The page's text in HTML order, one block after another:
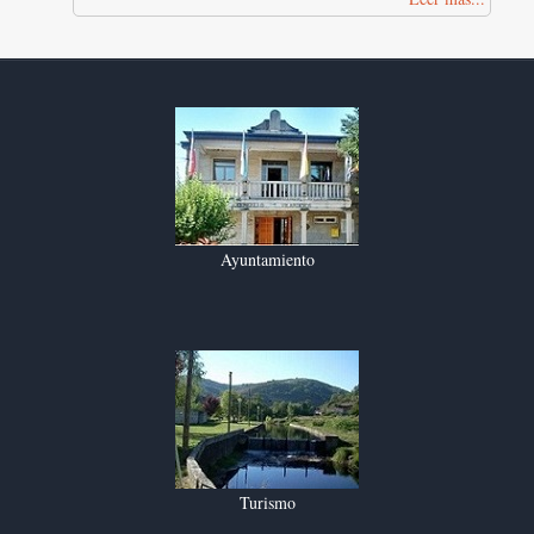
Ayuntamiento
Turismo